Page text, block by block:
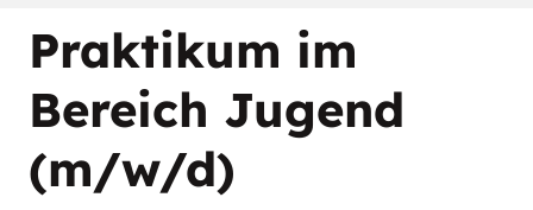
Praktikum im
Bereich Jugend
(m/w/d)